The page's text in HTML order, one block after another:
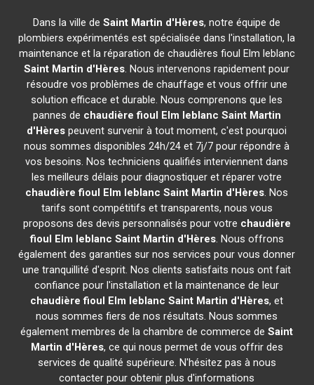
Dans la ville deSaint Martin d'Hères, notre équipe de
plombiers expérimentés est spécialisée dans l'installation, la
maintenance et la réparation de chaudières fioul Elm leblanc
Saint Martin d'Hères. Nous intervenons rapidement pour
résoudre vos problèmes de chauffage et vous offrir une
solution efficace et durable. Nous comprenons que les
pannes de chaudière fioul Elm leblanc Saint Martin
d'Hères peuvent survenir à tout moment, c'est pourquoi
nous sommes disponibles 24h/24 et 7j/7 pour répondre à
vos besoins. Nos techniciens qualifiés interviennent dans
les meilleurs délais pour diagnostiquer et réparer votre
chaudière fioul Elm leblanc Saint Martin d'Hères. Nos
tarifs sont compétitifs et transparents, nous vous
proposons des devis personnalisés pour votre chaudière
fioul Elm leblanc Saint Martin d'Hères. Nous offrons
également des garanties sur nos services pour vous donner
une tranquillité d'esprit. Nos clients satisfaits nous ont fait
confiance pour l'installation et la maintenance de leur
chaudière fioul Elm leblanc Saint Martin d'Hères, et
nous sommes fiers de nos résultats. Nous sommes
également membres de la chambre de commerce deSaint
Martin d'Hères, ce qui nous permet de vous offrir des
services de qualité supérieure. N'hésitez pas à nous
contacter pour obtenir plus d'informations